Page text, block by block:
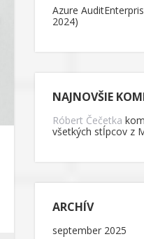
Azure
2024
NAJNOVŠIE
Róbert Čečetka
všetkých stĺpcov z
ARCHÍV
september 2025